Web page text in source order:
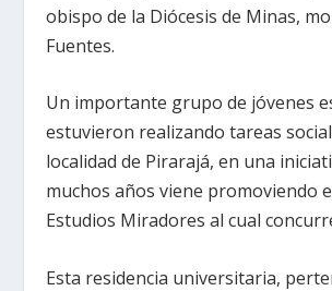
obispo de la Diócesis de Minas,
Fuentes.
Un importante grupo de jóvenes
estuvieron realizando tareas
localidad de Pirarajá, en una
muchos años viene promoviendo
Estudios Miradores al cual
Esta residencia universitaria,